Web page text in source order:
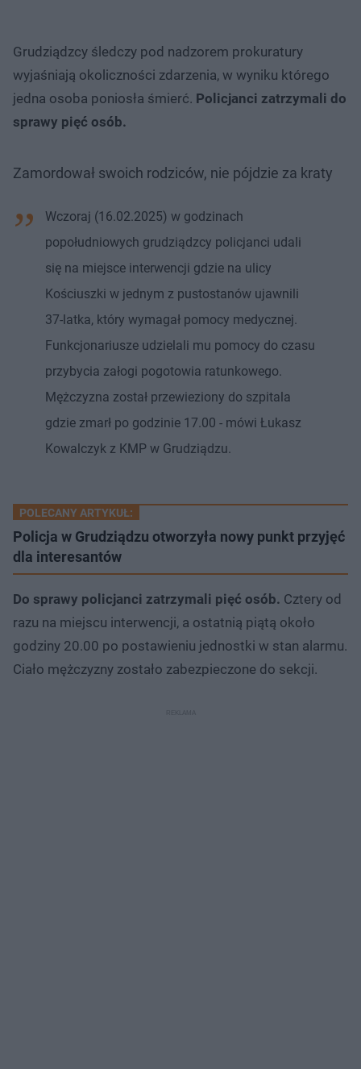
Grudziądzcy śledczy pod nadzorem prokuratury
wyjaśniają okoliczności zdarzenia, w wyniku którego
jedna osoba poniosła śmierć. Policjanci zatrzymali do
sprawy pięć osób.
Zamordował swoich rodziców, nie pójdzie za kraty
Wczoraj (16.02.2025) w godzinach
popołudniowych grudziądzcy policjanci udali
się na miejsce interwencji gdzie na ulicy
Kościuszki w jednym z pustostanów ujawnili
37-latka, który wymagał pomocy medycznej.
Funkcjonariusze udzielali mu pomocy do czasu
przybycia załogi pogotowia ratunkowego.
Mężczyzna został przewieziony do szpitala
gdzie zmarł po godzinie 17.00 - mówi Łukasz
Kowalczyk z KMP w Grudziądzu.
POLECANY ARTYKUŁ:
Policja w Grudziądzu otworzyła nowy punkt przyjęć
dla interesantów
Do sprawy policjanci zatrzymali pięć osób. Cztery od
razu na miejscu interwencji, a ostatnią piątą około
godziny 20.00 po postawieniu jednostki w stan alarmu.
Ciało mężczyzny zostało zabezpieczone do sekcji.